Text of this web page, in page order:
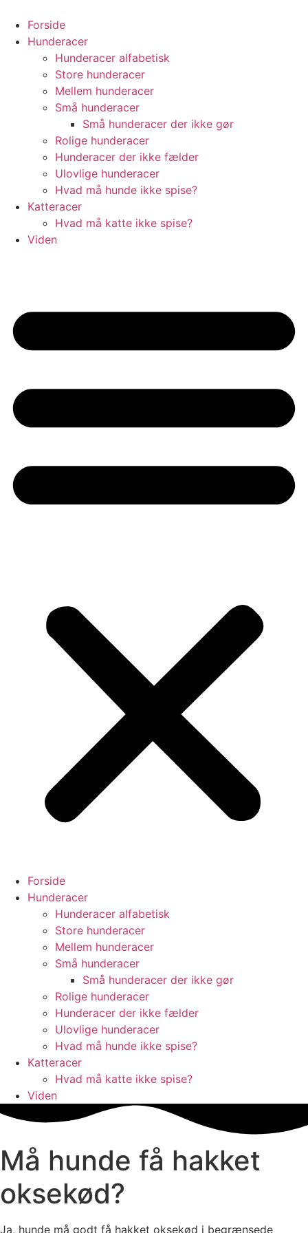
indhold
Forside
Hunderacer
Hunderacer alfabetisk
Store hunderacer
Mellem hunderacer
Små hunderacer
Små hunderacer der ikke gør
Rolige hunderacer
Hunderacer der ikke fælder
Ulovlige hunderacer
Hvad må hunde ikke spise?
Katteracer
Hvad må katte ikke spise?
Viden
Forside
Hunderacer
Hunderacer alfabetisk
Store hunderacer
Mellem hunderacer
Små hunderacer
Små hunderacer der ikke gør
Rolige hunderacer
Hunderacer der ikke fælder
Ulovlige hunderacer
Hvad må hunde ikke spise?
Katteracer
Hvad må katte ikke spise?
Viden
Må hunde få hakket
oksekød?
Ja, hunde må godt få hakket oksekød i begrænsede